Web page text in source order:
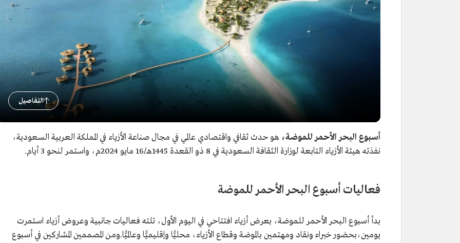
التفاصيل
أسبوع البحر الأحمر للموضة، هو حدث ثقافي واقتصادي عالمي في مجال صناعة الأزياء في المملكة العربية السعودية،
نفذته هيئة الأزياء التابعة لوزارة الثقافة السعودية في 8 ذو القعدة 1445هـ/16 مايو 2024م، واستمر لنحو 3 أيام.
فعاليات أسبوع البحر الأحمر للموضة
بدأ أسبوع البحر الأحمر للموضة، بعرض أزياء افتتاحي في اليوم الأول، تلته فعاليات جانبية وعروض أزياء استمرت
يومين،بحضور خبراء ونقاد ومهتمين بالموضة وقطاع الأزياء، محليًّا وإقليميًّا وعالميًّا.ومن المصممين المشاركين في أسبوع